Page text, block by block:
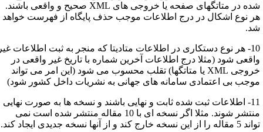
شده در متاتگهای صفحه یا خروجی های XML صحیح و واقعی باشند.
نوع اشکال در درج اطلاعات موجب حذف پایگاه از فهرست خواهد
10- هر نوع دستکاری در اطلاعات متادیتا که منجر به ثبت اطلاعات غیر
شود (مثلا درج اطلاعات آخرین شماره با تاریخ غیر واقعی در
خروجی XML یا متاتگها) تقلب محسوب می شود (این امر می تواند
بی اعتمادی سامانه های جهانی به نشریات داخل کشور شود)
11- اطلاعات ثبت شده ثابت و نهایی باشند و نسخه ها به صورت نهایی
منتشر شوند. مثلا اگر نسخه ای با 10 مقاله منتشر شده است نمی
از این نسخه خارج کند و از آنها نسخه جدیدی ایجاد کند.